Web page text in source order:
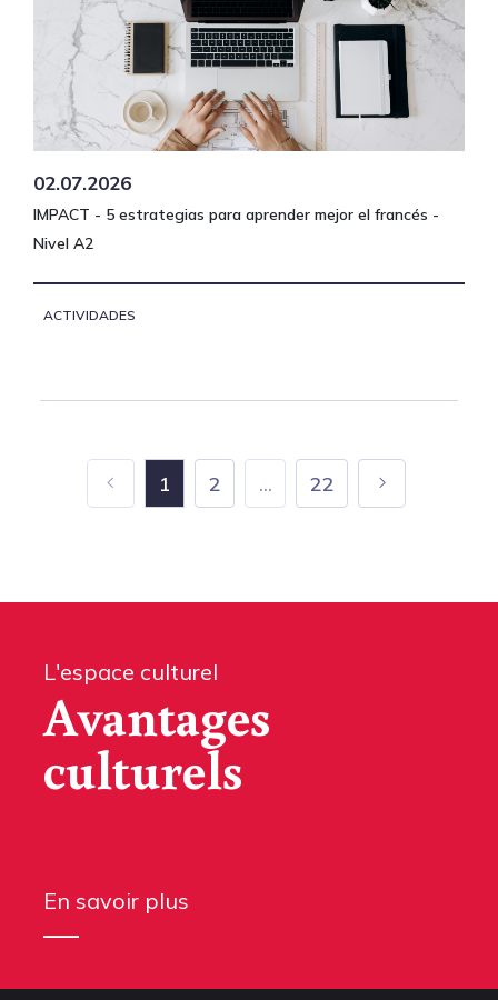
02.07.2026
IMPACT - 5 estrategias para aprender mejor el francés -
Nivel A2
ACTIVIDADES
1 2 ... 22
L'espace culturel
Avantages
culturels
En savoir plus